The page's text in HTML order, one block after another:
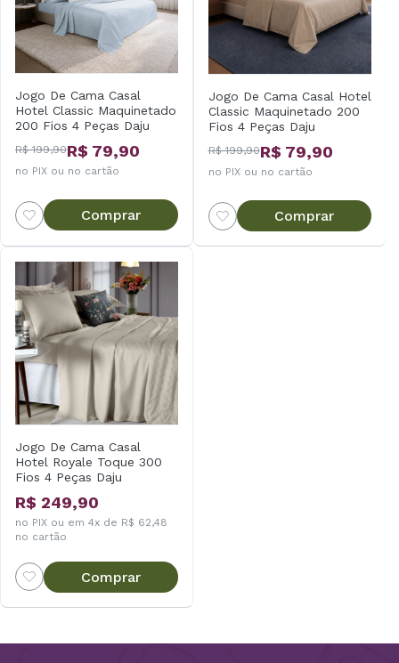
Jogo De Cama Casal
Hotel Classic Maquinetado
200 Fios 4 Peças Daju
R$ 199,90R$ 79,90
no PIX ou no cartão
Comprar
Jogo De Cama Casal Hotel
Classic Maquinetado 200
Fios 4 Peças Daju
R$ 199,90R$ 79,90
no PIX ou no cartão
Comprar
Jogo De Cama Casal
Hotel Royale Toque 300
Fios 4 Peças Daju
R$ 249,90
no PIX ou em 4x de R$ 62,48
no cartão
Comprar